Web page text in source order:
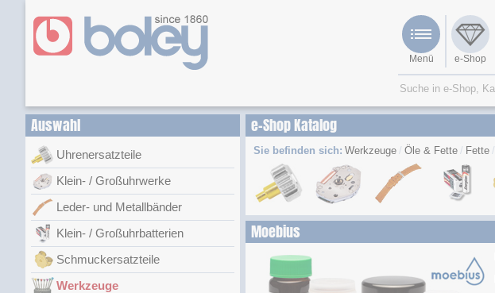
Menü e-Shop
Auswahl
Uhrenersatzteile
Klein- / Großuhrwerke
Leder- und Metallbänder
Klein- / Großuhrbatterien
Schmuckersatzteile
Werkzeuge
e-Shop Katalog
Sie befinden sich: Werkzeuge Öle & Fette Fette
Moebius